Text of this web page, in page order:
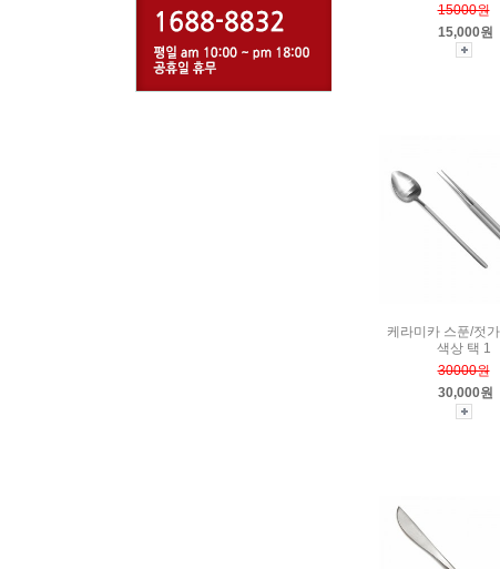
15000원
15,000원
케라미카 스푼/젓
색상 택 1
30000원
30,000원